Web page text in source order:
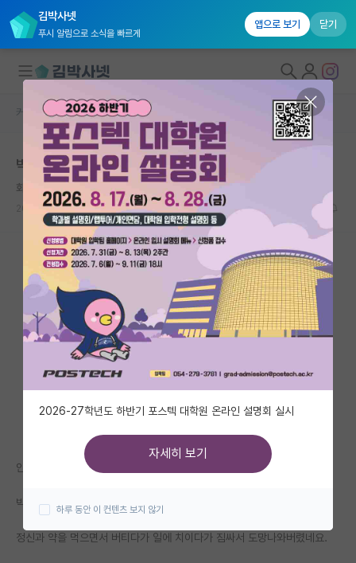
김박사넷
푸시 알림으로 소식을 빠르게
앱으로 보기 닫기
대학원생 모집
국내대학원 정보
연구실&오픈랩
커뮤니티
커뮤니티 홈
전체글보기
베스트 게시판
IF 명예의전당
자유 게시판(아무개랩)
미국 유학 게시판
미국 대학원 합격 후기 게시판
대학원 합격 후기 게시판
연구실(PI) 홍보 게시판
커뮤니티 홈 자유 게시판(아무개랩)
박사 드랍 후 공허함
화난 피보나치
2026.06.07 15 9950
안녕하세요.
박사 4년차 하다가 지난주 정리하고 나왔습니다.
정신과 약을 먹으면서 버티다가 일에 치이다가 짐싸서 도망나와버렸네요.
2026-27학년도 하반기 포스텍 대학원 온라인 설명회 실시
자세히 보기
하루 동안 이 컨텐츠 보지 않기